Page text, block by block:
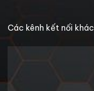
Các kênh kết nối khác